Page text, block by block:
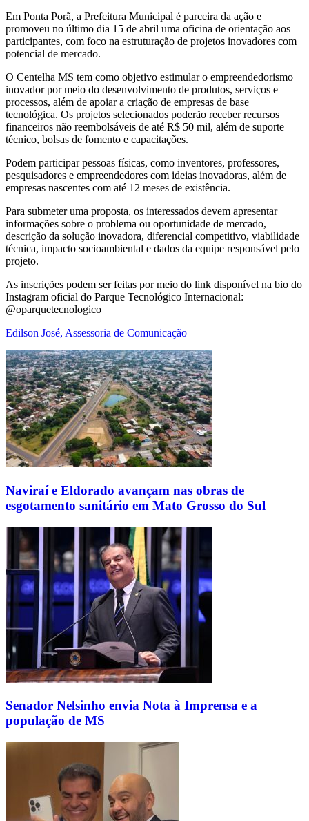
Em Ponta Porã, a Prefeitura Municipal é parceira da ação e
promoveu no último dia 15 de abril uma oficina de orientação aos
participantes, com foco na estruturação de projetos inovadores com
potencial de mercado.
O Centelha MS tem como objetivo estimular o empreendedorismo
inovador por meio do desenvolvimento de produtos, serviços e
processos, além de apoiar a criação de empresas de base
tecnológica. Os projetos selecionados poderão receber recursos
financeiros não reembolsáveis de até R$ 50 mil, além de suporte
técnico, bolsas de fomento e capacitações.
Podem participar pessoas físicas, como inventores, professores,
pesquisadores e empreendedores com ideias inovadoras, além de
empresas nascentes com até 12 meses de existência.
Para submeter uma proposta, os interessados devem apresentar
informações sobre o problema ou oportunidade de mercado,
descrição da solução inovadora, diferencial competitivo, viabilidade
técnica, impacto socioambiental e dados da equipe responsável pelo
projeto.
As inscrições podem ser feitas por meio do link disponível na bio do
Instagram oficial do Parque Tecnológico Internacional:
@oparquetecnologico
Edilson José, Assessoria de Comunicação
Naviraí e Eldorado avançam nas obras de
esgotamento sanitário em Mato Grosso do Sul
Senador Nelsinho envia Nota à Imprensa e a
população de MS